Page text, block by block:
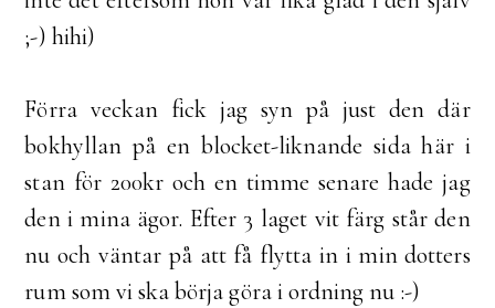
;-) hihi)
Förra veckan fick jag syn på just den där
bokhyllan på en blocket-liknande sida här i
stan för 200kr och en timme senare hade jag
den i mina ägor. Efter 3 laget vit färg står den
nu och väntar på att få flytta in i min dotters
rum som vi ska börja göra i ordning nu :-)